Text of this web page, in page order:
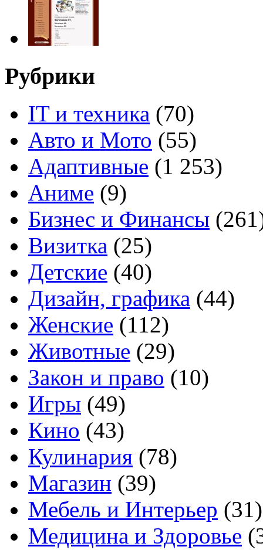
Рубрики
IT и техника (70)
Авто и Мото (55)
Адаптивные (1 253)
Аниме (9)
Бизнес и Финансы
Визитка (25)
Детские (40)
Дизайн, графика (44)
Женские (112)
Животные (29)
Закон и право (10)
Игры (49)
Кино (43)
Кулинария (78)
Магазин (39)
Мебель и Интерьер (31)
Медицина и Здоровье